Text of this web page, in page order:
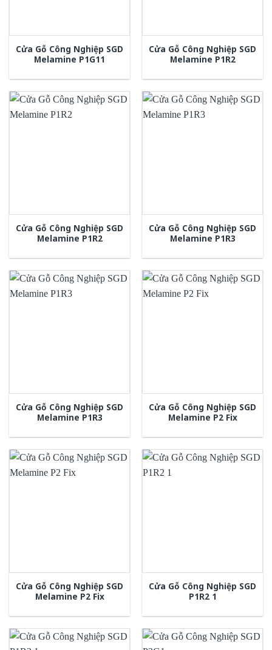
Cửa Gỗ Công Nghiệp SGD
Melamine P1G11
Cửa Gỗ Công Nghiệp SGD
Melamine P1R2
Cửa Gỗ Công Nghiệp SGD
Melamine P1R2
Cửa Gỗ Công Nghiệp SGD
Melamine P1R3
Cửa Gỗ Công Nghiệp SGD
Melamine P1R3
Cửa Gỗ Công Nghiệp SGD
Melamine P2 Fix
Cửa Gỗ Công Nghiệp SGD
Melamine P2 Fix
Cửa Gỗ Công Nghiệp SGD
P1R2 1